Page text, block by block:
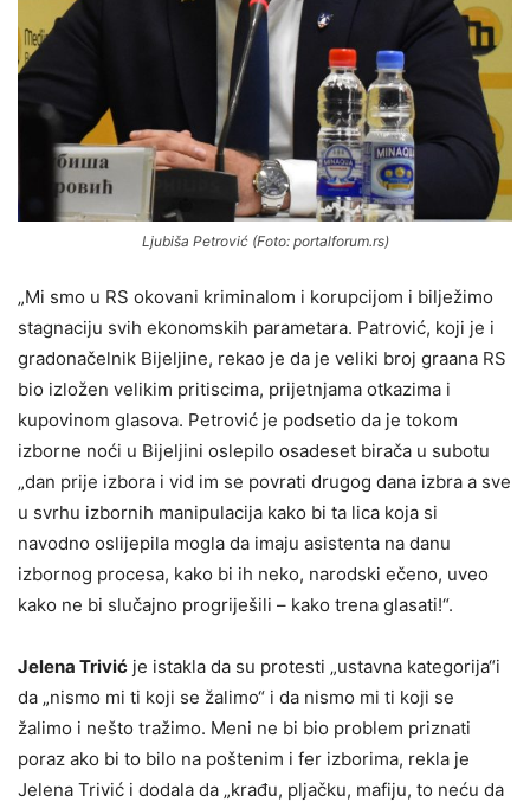
Ljubiša Petrović (Foto: portalforum.rs)
„Mi smo u RS okovani kriminalom i korupcijom i bilježimo
stagnaciju svih ekonomskih parametara. Patrović, koji je i
gradonačelnik Bijeljine, rekao je da je veliki broj graana RS
bio izložen velikim pritiscima, prijetnjama otkazima i
kupovinom glasova. Petrović je podsetio da je tokom
izborne noći u Bijeljini oslepilo osadeset birača u subotu
„dan prije izbora i vid im se povrati drugog dana izbra a sve
u svrhu izbornih manipulacija kako bi ta lica koja si
navodno oslijepila mogla da imaju asistenta na danu
izbornog procesa, kako bi ih neko, narodski ečeno, uveo
kako ne bi slučajno progriješili – kako trena glasati!“.
Jelena Trivić je istakla da su protesti „ustavna kategorija“i
da „nismo mi ti koji se žalimo“ i da nismo mi ti koji se
žalimo i nešto tražimo. Meni ne bi bio problem priznati
poraz ako bi to bilo na poštenim i fer izborima, rekla je
Jelena Trivić i dodala da „krađu, pljačku, mafiju, to neću da